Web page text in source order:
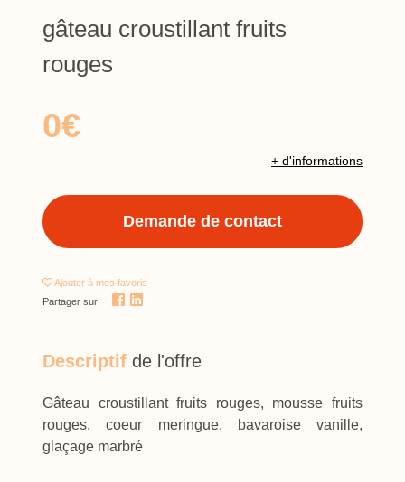
gâteau croustillant fruits
rouges
0€
+ d'informations
Demande de contact
Ajouter à mes favoris
Partager sur
Descriptif de l'offre
Gâteau croustillant fruits rouges, mousse fruits
rouges, coeur meringue, bavaroise vanille,
glaçage marbré